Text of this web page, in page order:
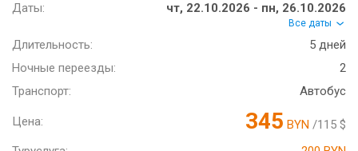
Даты:
чт, 22.10.2026 - пн, 26.10.2026
Все даты
Длительность:
5 дней
Ночные переезды:
2
Транспорт:
Автобус
Цена: 345 BYN /115 $